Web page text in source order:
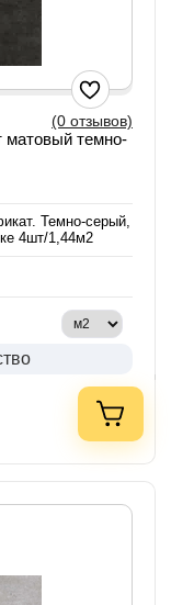
(0 отзывов)
матовый темно-
Темно-серый,
4шт/1,44м2